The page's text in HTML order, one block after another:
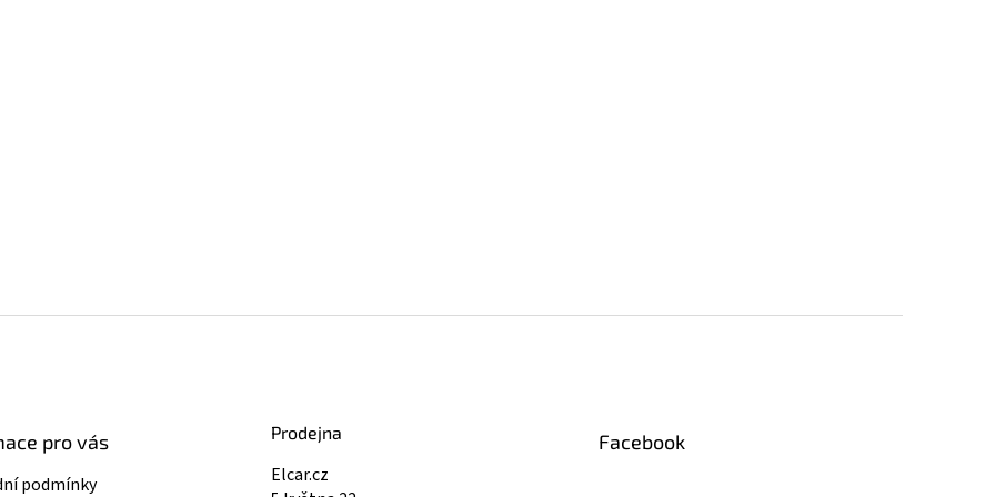
pro vás
podmínky
Prodejna
Elcar.cz
Facebook